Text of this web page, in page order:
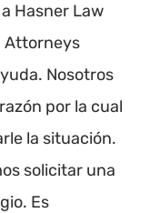
Hasner Law
Attorneys
Nosotros
por la cual
la situación.
solicitar una
Es